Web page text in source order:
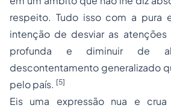
respeito. Tudo isso com a pura
intenção de desviar as
profunda e diminuir de
descontentamento generalizado
pelo país. [5]
Eis uma expressão nua e